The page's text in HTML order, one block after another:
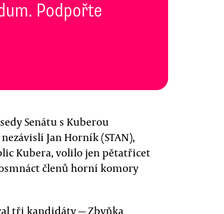
Podpořte
Senátu s Kuberou
Jan Horník (STAN),
Kubera, volilo jen pětatřicet
členů horní komory
tři kandidáty — Zbyňka